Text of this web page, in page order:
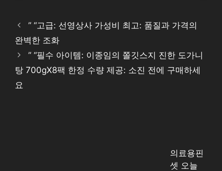
” “고급: 선영상사 가성비 최고: 품질과 가격의
완벽한 조화
” “필수 아이템: 이종임의 쫄깃스지 진한 도가니
탕 700gX8팩 한정 수량 제공: 소진 전에 구매하세
요
의료용핀
셋 오늘